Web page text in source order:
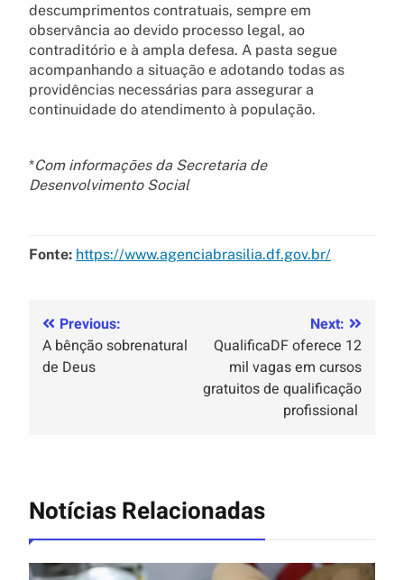
descumprimentos contratuais, sempre em
observância ao devido processo legal, ao
contraditório e à ampla defesa. A pasta segue
acompanhando a situação e adotando todas as
providências necessárias para assegurar a
continuidade do atendimento à população.
*Com informações da Secretaria de
Desenvolvimento Social
Fonte: https://www.agenciabrasilia.df.gov.br/
Previous:
A bênção sobrenatural
de Deus
Next:
QualificaDF oferece 12
mil vagas em cursos
gratuitos de qualificação
profissional
Notícias Relacionadas